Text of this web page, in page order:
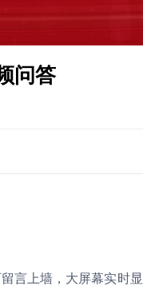
问答
上墙，大屏幕实时